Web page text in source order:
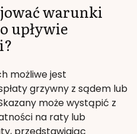
warunki
upływie
możliwe jest
grzywny z sądem lub
może wystąpić z
na raty lub
przedstawiając